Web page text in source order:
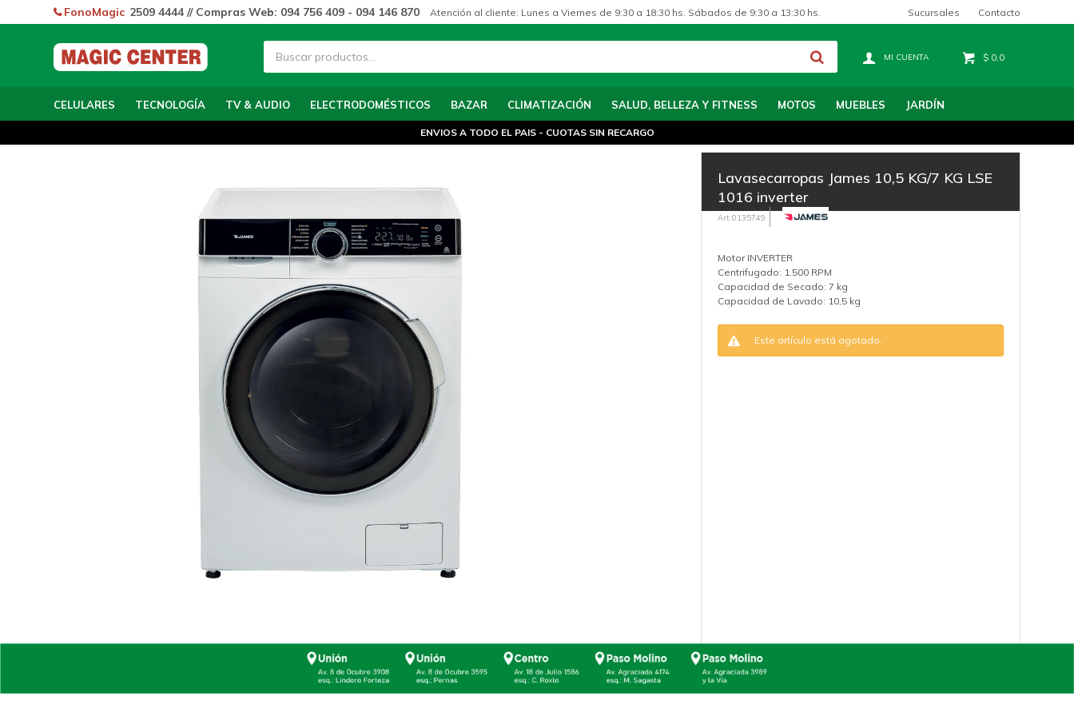
CELULARES TECNOLOGÍA TV & AUDIO ELECTRODOMÉSTICOS BAZAR CLIMATIZACIÓN SALUD, BELLEZA Y FITNESS MOTOS MUEBLES JARDÍN
$ 0,0
FonoMagic 2509 4444 // Compras Web: 094 756 409 - 094 146 870 Atención al cliente: Lunes a Viernes de 9:30 a 18:30 hs. Sábados de 9:30 a 13:30 hs. Sucursales Contacto
ENVIOS A TODO EL PAIS - CUOTAS SIN RECARGO
Lavasecarropas James 10,5 KG/7 KG LSE
1016 inverter
0135749
Motor INVERTER
Centrifugado: 1.500 RPM
Capacidad de Secado: 7 kg
Capacidad de Lavado: 10,5 kg
Este artículo está agotado.